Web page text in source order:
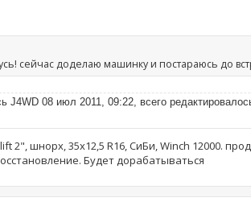
сейчас доделаю машинку и постараюсь до
J4WD 08 июл 2011, 09:22, всего
2", шнорх, 35x12,5 R16, СиБи, Winch 12000.
Будет дорабатываться